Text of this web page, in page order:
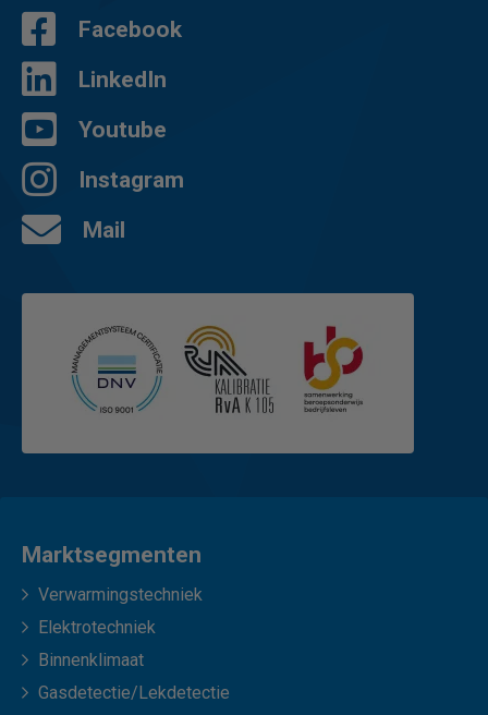
Facebook
LinkedIn
Youtube
Instagram
Mail
Marktsegmenten
Verwarmingstechniek
Elektrotechniek
Binnenklimaat
Gasdetectie/Lekdetectie